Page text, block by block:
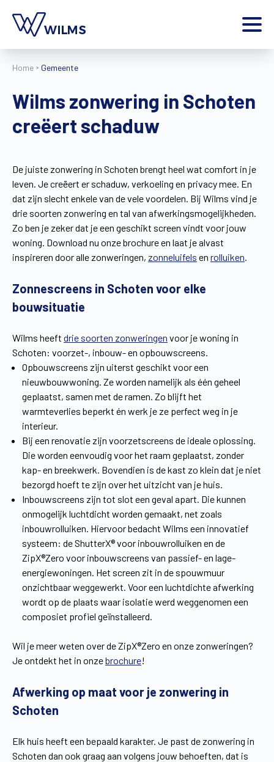
Vind een verdeler Offerte op maat
Home
Producten
Contact
Extra
Jobs
Wilms World
NL
Home Gemeente
Wilms zonwering in Schoten
creëert schaduw
De juiste zonwering in Schoten brengt heel wat comfort in je
leven. Je creëert er schaduw, verkoeling en privacy mee. En
dat zijn slecht enkele van de vele voordelen. Bij Wilms vind je
drie soorten zonwering en tal van afwerkingsmogelijkheden.
Zo ben je zeker dat je een geschikt screen vindt voor jouw
woning. Download nu onze brochure en laat je alvast
inspireren door alle zonweringen, zonneluifels en rolluiken.
Zonnescreens in Schoten voor elke
bouwsituatie
Wilms heeft drie soorten zonweringen voor je woning in
Schoten: voorzet-, inbouw- en opbouwscreens.
Opbouwscreens zijn uiterst geschikt voor een
nieuwbouwwoning. Ze worden namelijk als één geheel
geplaatst, samen met de ramen. Zo blijft het
warmteverlies beperkt én werk je ze perfect weg in je
interieur.
Bij een renovatie zijn voorzetscreens de ideale oplossing.
Die worden eenvoudig voor het raam geplaatst, zonder
kap- en breekwerk. Bovendien is de kast zo klein dat je niet
bezorgd hoeft te zijn over het uitzicht van je huis.
Inbouwscreens zijn tot slot een geval apart. Die kunnen
onmogelijk luchtdicht worden gemaakt, net zoals
inbouwrolluiken. Hiervoor bedacht Wilms een innovatief
systeem: de ShutterX® voor inbouwrolluiken en de
ZipX®Zero voor inbouwscreens van passief- en lage-
energiewoningen. Het screen zit in de spouwmuur
onzichtbaar weggewerkt. Voor een luchtdichte afwerking
wordt op de plaats waar isolatie werd weggenomen een
composiet profiel geïnstalleerd.
Wil je meer weten over de ZipX®Zero en onze zonweringen?
Je ontdekt het in onzebrochure!
Afwerking op maat voor je zonwering in
Schoten
Elk huis heeft een bepaald karakter. Je past de zonwering in
Schoten dan ook graag aan volgens jouw behoeften, dat is